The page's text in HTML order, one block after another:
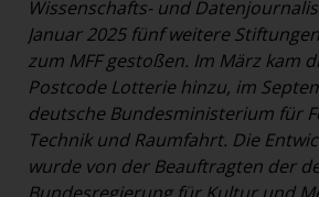
Wissenschafts- und
Januar 2025 fünf weitere
zum MFF gestoßen. Im März kam
Postcode Lotterie hinzu, im
deutsche Bundesministerium für
Technik und Raumfahrt. Die
wurde von der Beauftragten der